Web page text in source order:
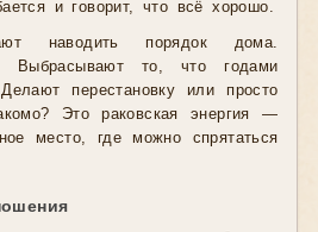
и говорит, что всё хорошо.
наводить порядок дома.
Выбрасывают то, что годами
перестановку или просто
Это раковская энергия —
место, где можно спрятаться